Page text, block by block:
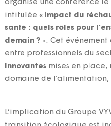
organisé une conférence
intitulée «
Impact du
santé : quels rôles pour
demain ? ». Cet
entre professionnels du
innovantes mises en place,
domaine de
L’implication du Groupe